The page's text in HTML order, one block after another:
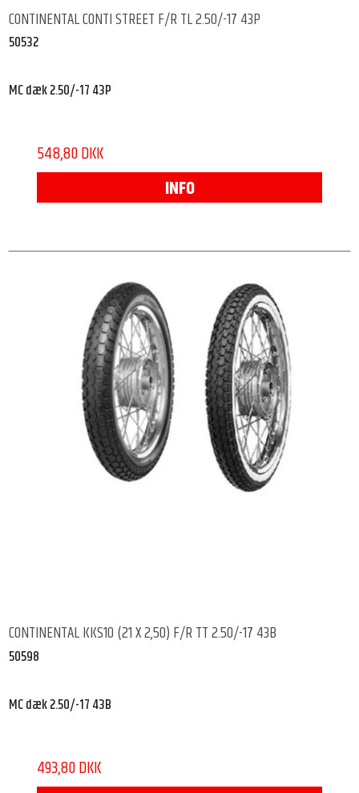
CONTINENTAL CONTI STREET F/R TL 2.50/-17 43P
50532
MC dæk 2.50/-17 43P
548,80 DKK
INFO
CONTINENTAL KKS10 (21 X 2,50) F/R TT 2.50/-17 43B
50598
MC dæk 2.50/-17 43B
493,80 DKK